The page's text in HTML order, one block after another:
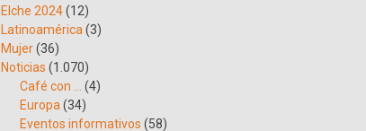
Elche 2024(12)
Latinoamérica (3)
Mujer(36)
Noticias (1.070)
Café con …
(4)
Europa (34)
Eventos informativos (58)